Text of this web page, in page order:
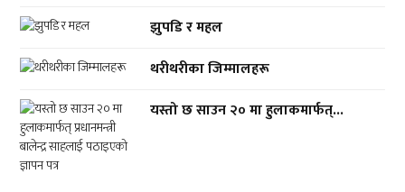
झुपडि र महल
थरीथरीका जिम्मालहरू
यस्तो छ साउन २० मा हुलाकमार्फत्...